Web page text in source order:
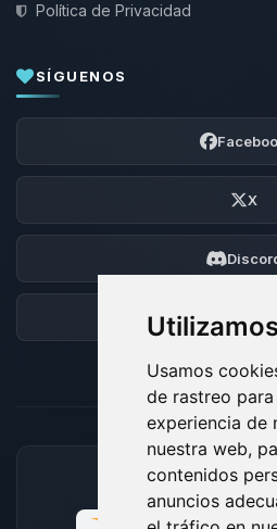
Usamos
de rastreo
experiencia de
nuestra web,
contenidos
anuncios
Política de Privacidad
SÍGUENOS
X
Foro
MÉTODOS DE